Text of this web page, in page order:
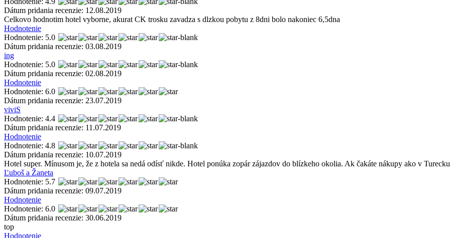
Dátum pridania recenzie: 12.08.2019
Celkovo hodnotim hotel vyborne, akurat CK trosku zavadza s dlzkou pobytu z 8dni bolo nakoniec 6,5dna
Hodnotenie
Hodnotenie: 5.0
Dátum pridania recenzie: 03.08.2019
ing
Hodnotenie: 5.0
Dátum pridania recenzie: 02.08.2019
Hodnotenie
Hodnotenie: 6.0
Dátum pridania recenzie: 23.07.2019
viviS
Hodnotenie: 4.4
Dátum pridania recenzie: 11.07.2019
Hodnotenie
Hodnotenie: 4.8
Dátum pridania recenzie: 10.07.2019
Hotel super. Mínusom je, že z hotela sa nedá odísť nikde. Hotel ponúka zopár zájazdov do blízkeho okolia. Ak čakáte nákupy ako v
Ľuboš a Žaneta
Hodnotenie: 5.7
Dátum pridania recenzie: 09.07.2019
Hodnotenie
Hodnotenie: 6.0
Dátum pridania recenzie: 30.06.2019
top
Hodnotenie